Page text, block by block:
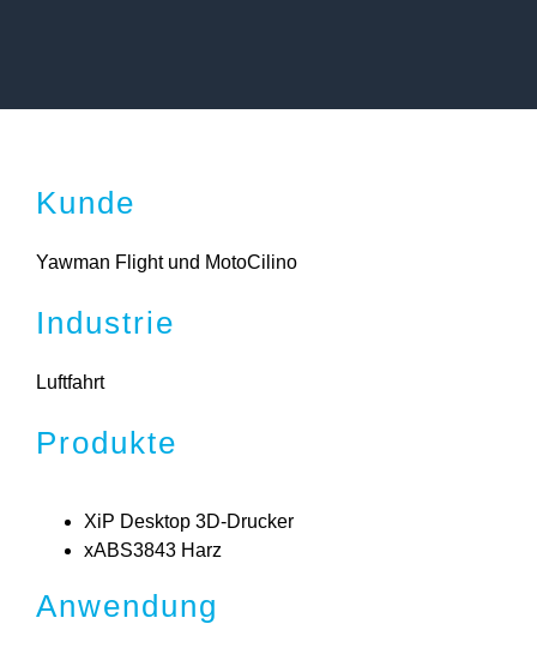
Kunde
Yawman Flight und MotoCilino
Industrie
Luftfahrt
Produkte
XiP Desktop 3D-Drucker
xABS3843 Harz
Anwendung